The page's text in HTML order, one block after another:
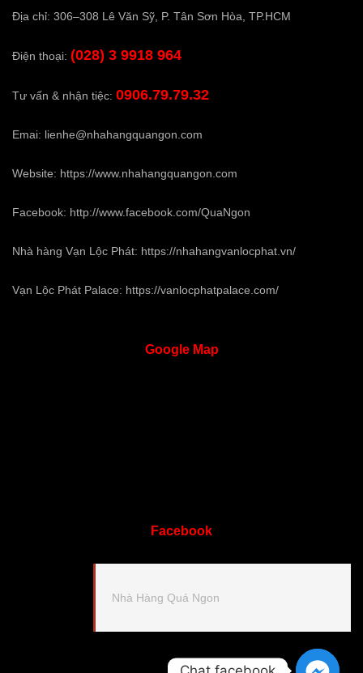
Địa chỉ: 306–308 Lê Văn Sỹ, P. Tân Sơn Hòa, TP.HCM
Điện thoại: (028) 3 9918 964
Tư vấn & nhận tiệc: 0906.79.79.32
Emai: lienhe@nhahangquangon.com
Website: https://www.nhahangquangon.com
Facebook: http://www.facebook.com/QuaNgon
Nhà hàng Vạn Lộc Phát: https://nhahangvanlocphat.vn/
Vạn Lộc Phát Palace: https://vanlocphatpalace.com/
GoogleMap
Facebook
Nhà Hàng Quá Ngon